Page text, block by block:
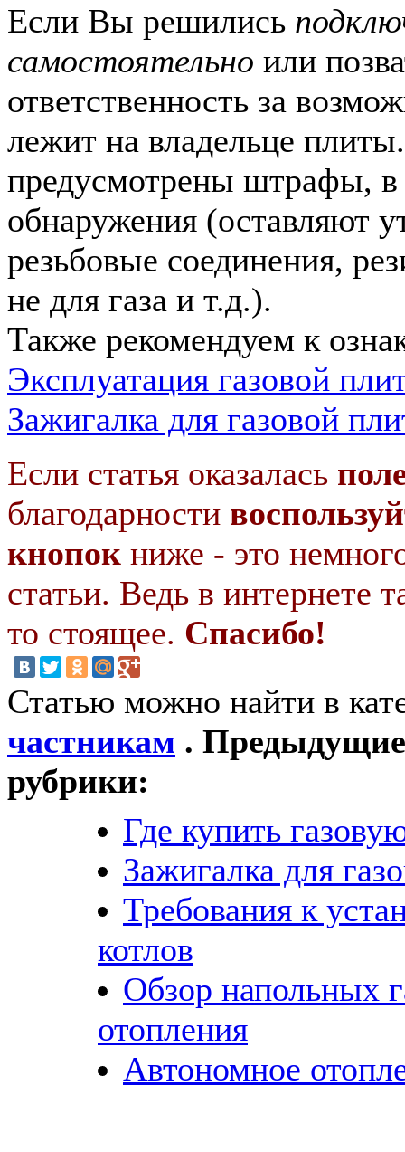
Если Вы решились
самостоятельно или
ответственность за
лежит на владельце
предусмотрены штрафы, в
обнаружения (оставляют
резьбовые соединения,
не для газа и т.д.).
Также рекомендуем к
Эксплуатация газовой
Зажигалка для газовой
Если статья оказалась
благодарности
кнопок ниже - это
статьи. Ведь в интернете
то стоящее. Спасибо!
Статью можно найти в
частникам . Предыдущие
рубрики:
Где купить
Зажигалка для
Требования к
котлов
Обзор напольных
отопления
Автономное